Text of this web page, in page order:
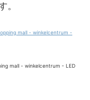
。
mall - winkelcentrum - LED